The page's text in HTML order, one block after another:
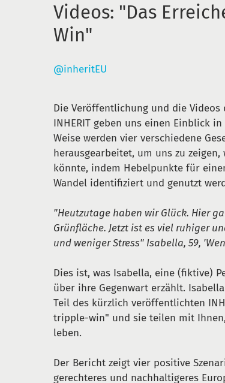
Videos: "Das
Win"
@inheritEU
Die Veröffentlichung und die
INHERIT geben uns einen Einblick
Weise werden vier verschiedene
herausgearbeitet, um uns zu
könnte, indem Hebelpunkte für
Wandel identifiziert und genutzt
"Heutzutage haben wir Glück. Hier
Grünfläche. Jetzt ist es viel ruhiger
und weniger Stress" Isabella, 59, '
Dies ist, was Isabella, eine (fiktive)
über ihre Gegenwart erzählt.
Teil des kürzlich veröffentlichten
tripple-win" und sie teilen mit
leben.
Der Bericht zeigt vier positive
gerechteres und nachhaltigeres